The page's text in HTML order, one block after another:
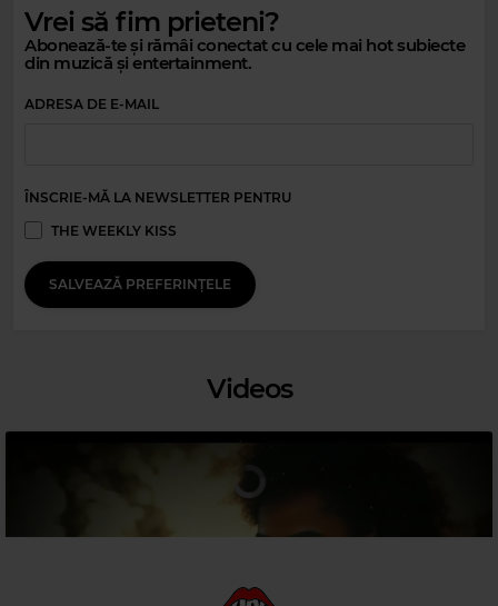
Magic 80s Hits
SIMPLY RED–IF YOU DON'T KNOW ME BY NOW
Vrei să fim prieteni?
Abonează-te și rămâi conectat cu cele mai hot subiecte
din muzică și entertainment.
ADRESA DE E-MAIL
ÎNSCRIE-MĂ LA NEWSLETTER PENTRU
THE WEEKLY KISS
SALVEAZĂ PREFERINȚELE
Videos